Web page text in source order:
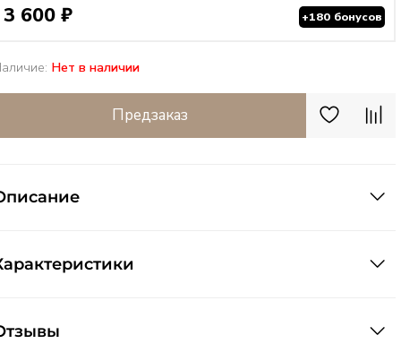
Нет в наличии
3 600 ₽ +180 бонусов
Предзаказ